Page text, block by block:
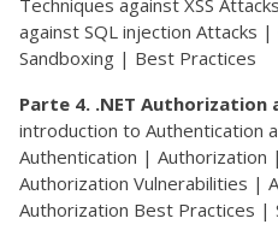
against SQL injection Attacks
Sandboxing | Best Practices
Parte 4. .NET
introduction to Authentication
Authentication | Authorization
Authorization Vulnerabilities |
Authorization Best Practices |